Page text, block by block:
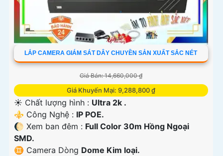
LẮP CAMERA GIÁM SÁT DÂY CHUYỀN SẢN XUẤT SẮC NÉT
Giá Bán: 14,660,000 ₫
Giá Khuyến Mại: 9,288,800 ₫
☀️ Chất lượng hình : Ultra 2k .
⚜️ Công Nghệ : IP POE.
🌔 Xem ban đêm : Full Color 30m Hồng Ngoại
SMD.
♊ Camera Dòng Dome Kim loại.